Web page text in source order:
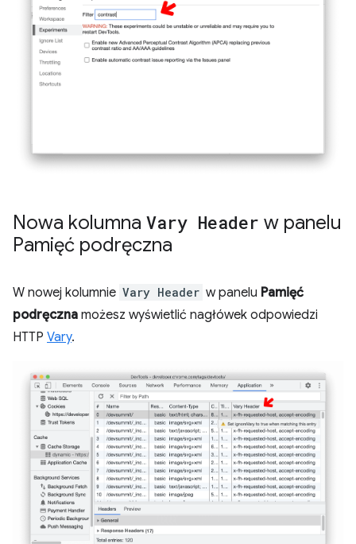
Nowa kolumna Vary Header w panelu
Pamięć podręczna
W nowej kolumnie Vary Header w panelu Pamięć
podręczna możesz wyświetlić nagłówek odpowiedzi
HTTP Vary.